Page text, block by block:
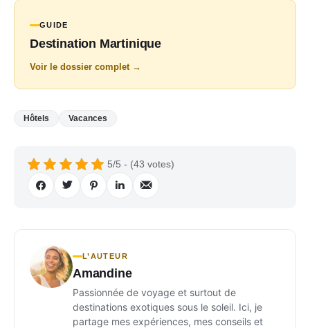
GUIDE
Destination Martinique
Voir le dossier complet →
Hôtels Vacances
5/5 - (43 votes)
L’AUTEUR
Amandine
Passionnée de voyage et surtout de
destinations exotiques sous le soleil. Ici, je
partage mes expériences, mes conseils et